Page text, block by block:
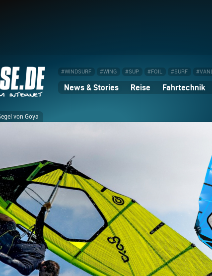
#WINDSURF #WING #SUP #FOIL #SURF
News & Stories Reise Fahrtechnik
von Goya